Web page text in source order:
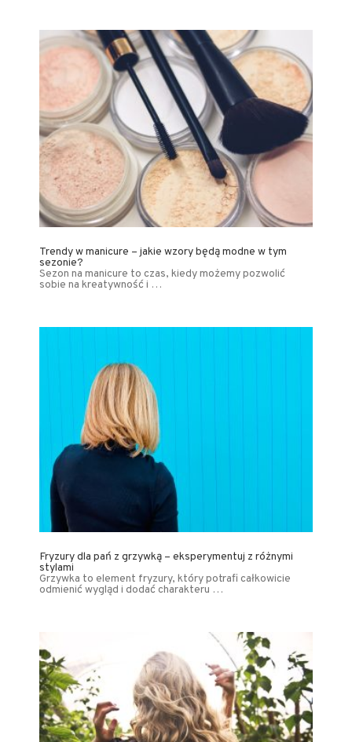
Trendy w manicure – jakie wzory będą modne w tym
sezonie?
Sezon na manicure to czas, kiedy możemy pozwolić
sobie na kreatywność i …
Fryzury dla pań z grzywką – eksperymentuj z różnymi
stylami
Grzywka to element fryzury, który potrafi całkowicie
odmienić wygląd i dodać charakteru …